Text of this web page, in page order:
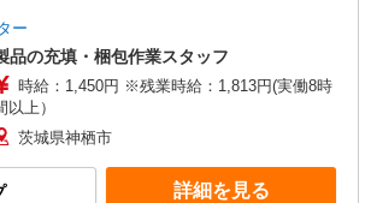
ー
品の充填・梱包作業スタッフ
時給：1,450円 ※残業時給：1,813円(実働8時
以上）
茨城県神栖市
詳細を見る